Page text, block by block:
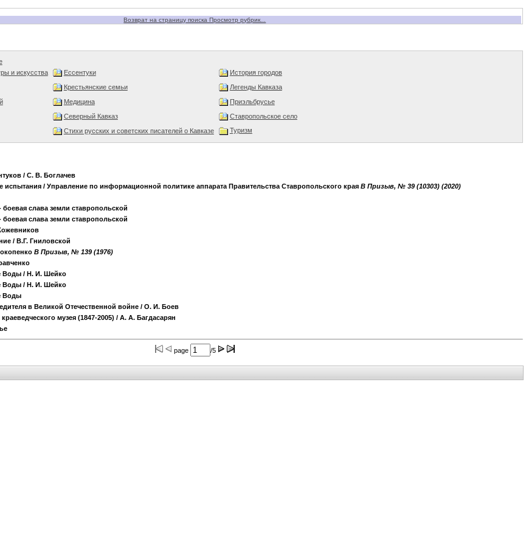
Возврат на страницу поиска Просмотр рубрик...
и искусства
Ессентуки
История городов
Крестьянские семьи
Легенды Кавказа
Медицина
Приэльбрусье
Северный Кавказ
Ставропольское село
Стихи русских и советских писателей о Кавказе Туризм
/ С. В. Боглачев
испытания/ Управление по информационной политике аппарата Правительства Ставропольского края B Призыв, № 39 (10303) (2020)
слава земли ставропольской
слава земли ставропольской
/ В.Г. Гниловской
B Призыв, № 139 (1976)
Воды/ Н. И. Шейко
Воды/ Н. И. Шейко
Воды
в Великой Отечественной войне/ О. И. Боев
музея (1847-2005) / А. А. Багдасарян
page /5